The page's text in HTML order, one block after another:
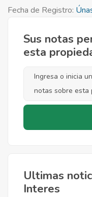
Fecha de Registro:
Sus notas
esta
Ultimas
Interes